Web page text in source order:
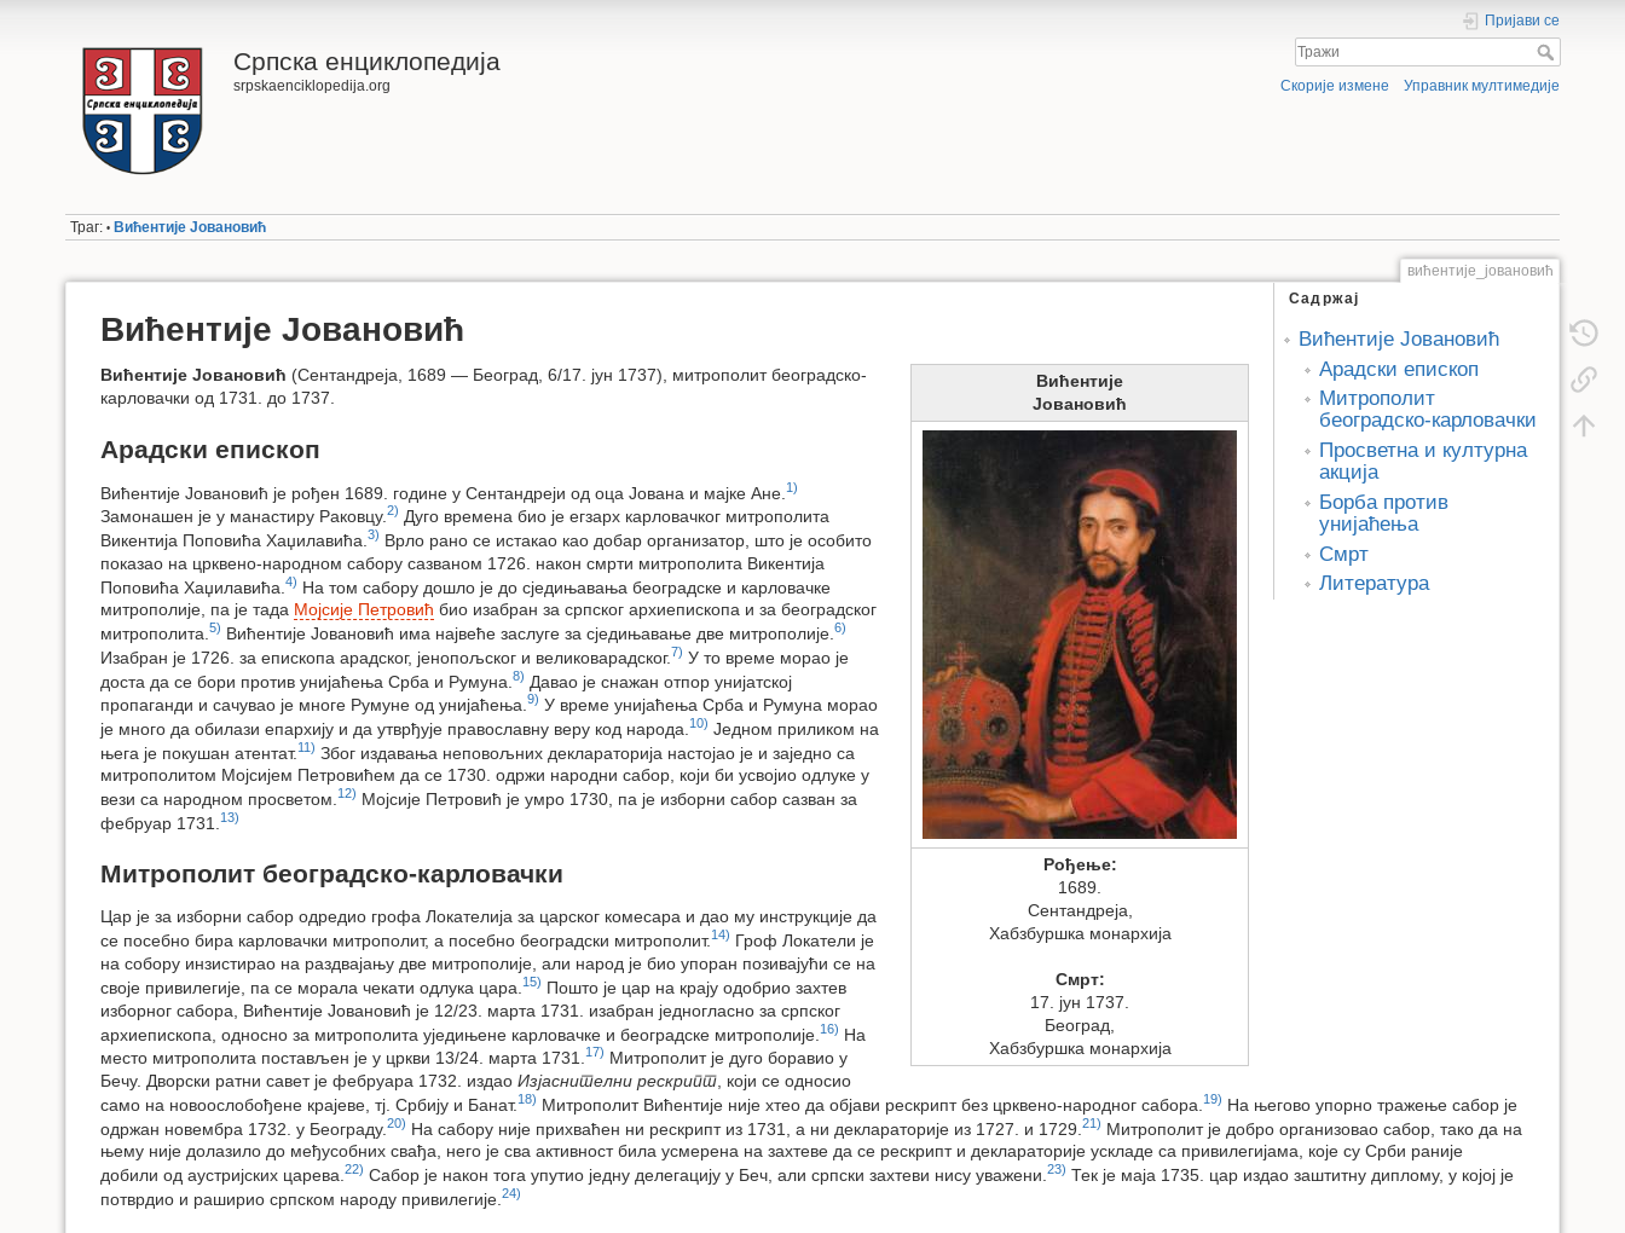
Српска енциклопедија
srpskaenciklopedija.org
Пријави се
Скорије измене Управник мултимедије
Траг: • Вићентије Јовановић
вићентије_јовановић
Садржај
Вићентије Јовановић
Арадски епископ
Митрополит
београдско-карловачки
Просветна и културна
акција
Борба против
унијаћења
Смрт
Литература
Вићентије Јовановић
Вићентије
Јовановић
Рођење:
1689.
Сентандреја,
Хабзбуршка монархија
Смрт:
17. јун 1737.
Београд,
Хабзбуршка монархија
Вићентије Јовановић (Сентандреја, 1689 — Београд, 6/17. јун 1737), митрополит београдско-
карловачки од 1731. до 1737.
Арадски епископ
Вићентије Јовановић је рођен 1689. године у Сентандреји од оца Јована и мајке Ане. 1)
Замонашен је у манастиру Раковцу. 2) Дуго времена био је егзарх карловачког митрополита
Викентија Поповића Хаџилавића. 3) Врло рано се истакао као добар организатор, што је особито
показао на црквено-народном сабору сазваном 1726. након смрти митрополита Викентија
Поповића Хаџилавића. 4) На том сабору дошло је до сједињавања београдске и карловачке
митрополије, па је тада Мојсије Петровић био изабран за српског архиепископа и за београдског
митрополита. 5) Вићентије Јовановић има највеће заслуге за сједињавање две митрополије. 6)
Изабран је 1726. за епископа арадског, јенопољског и великоварадског.7) У то време морао је
доста да се бори против унијаћења Срба и Румуна. 8) Давао је снажан отпор унијатској
пропаганди и сачувао је многе Румуне од унијаћења. 9) У време унијаћења Срба и Румуна морао
је много да обилази епархију и да утврђује православну веру код народа. 10) Једном приликом на
њега је покушан атентат.11) Због издавања неповољних деклараторија настојао је и заједно са
митрополитом Мојсијем Петровићем да се 1730. одржи народни сабор, који би усвојио одлуке у
вези са народном просветом. 12) Мојсије Петровић је умро 1730, па је изборни сабор сазван за
фебруар 1731.
13)
Митрополит београдско-карловачки
Цар је за изборни сабор одредио грофа Локателија за царског комесара и дао му инструкције да
се посебно бира карловачки митрополит, а посебно београдски митрополит.14) Гроф Локатели је
на собору инзистирао на раздвајању две митрополије, али народ је био упоран позивајући се на
своје привилегије, па се морала чекати одлука цара. 15) Пошто је цар на крају одобрио захтев
изборног сабора, Вићентије Јовановић је 12/23. марта 1731. изабран једногласно за српског
архиепископа, односно за митрополита уједињене карловачке и београдске митрополије. 16) На
место митрополита постављен је у цркви 13/24. марта 1731.
17) Митрополит је дуго боравио у
Бечу. Дворски ратни савет је фебруара 1732. издао Изјаснителни рескрипт , који се односио
само на новоослобођене крајеве, тј. Србију и Банат.18) Митрополит Вићентије није хтео да објави рескрипт без црквено-народног сабора. 19) На његово упорно тражење сабор је
одржан новембра 1732. у Београду. 20) На сабору није прихваћен ни рескрипт из 1731, а ни деклараторије из 1727. и 1729. 21) Митрополит је добро организовао сабор, тако да на
њему није долазило до међусобних свађа, него је сва активност била усмерена на захтеве да се рескрипт и деклараторије ускладе са привилегијама, које су Срби раније
добили од аустријских царева. 22) Сабор је након тога упутио једну делегацију у Беч, али српски захтеви нису уважени. 23) Тек је маја 1735. цар издао заштитну диплому, у којој је
потврдио и раширио српском народу привилегије. 24)